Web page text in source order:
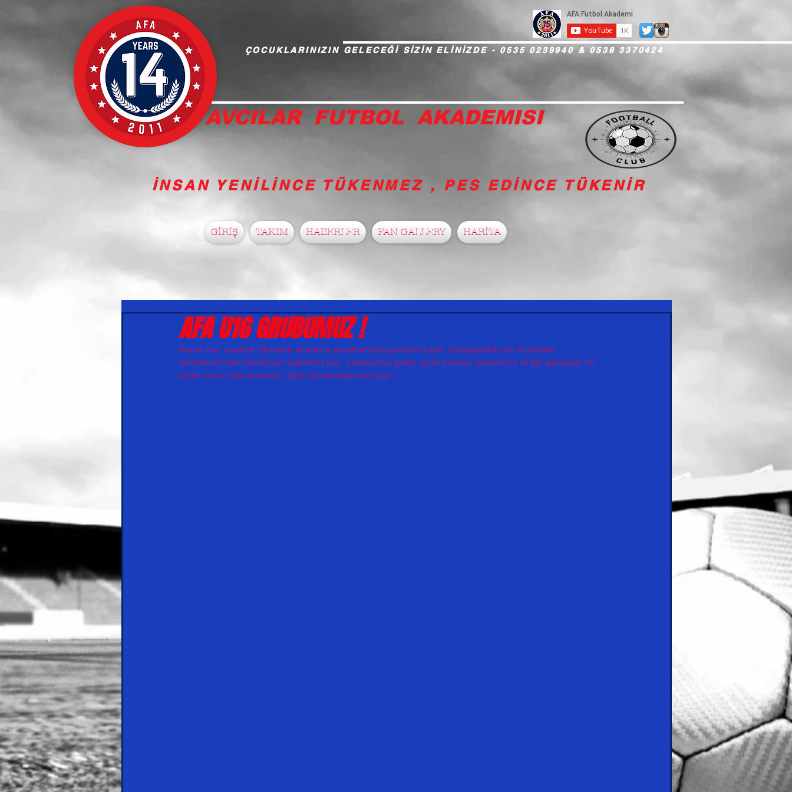
ÇOCUKLARINIZIN GELECEĞİ SİZİN ELİNİZDE - 0535 0239940 & 0538 3370424
AVCILAR FUTBOL AKADEMISI
İNSAN YENİLİNCE TÜKENMEZ , PES EDİNCE TÜKENİR
GİRİŞ TAKIM HABERLER FAN GALLERY HARİTA
AFA U16 GRUBUMUZ !
Hayırlı olur insallah. Genclere ve teknik sorumlumuza guvenimiz tam. Şampiyonluk icin mücadele
vereceklerinden teredütsüz süphemiz yok . Şampiyonla giden  yolda kazasız ,sakatlıksız ve bol galibiyetli bir
sezon olsun dileklerimizle ! Şans sizinle olsun çocuklar !